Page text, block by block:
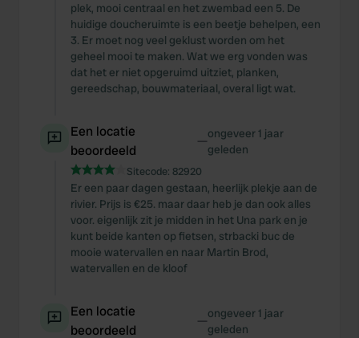
plek, mooi centraal en het zwembad een 5. De
huidige doucheruimte is een beetje behelpen, een
3. Er moet nog veel geklust worden om het
geheel mooi te maken. Wat we erg vonden was
dat het er niet opgeruimd uitziet, planken,
gereedschap, bouwmateriaal, overal ligt wat.
Een locatie
beoordeeld
—ongeveer 1 jaar
geleden
Sitecode: 82920
Er een paar dagen gestaan, heerlijk plekje aan de
rivier. Prijs is €25. maar daar heb je dan ook alles
voor. eigenlijk zit je midden in het Una park en je
kunt beide kanten op fietsen, strbacki buc de
mooie watervallen en naar Martin Brod,
watervallen en de kloof
Een locatie
beoordeeld
—ongeveer 1 jaar
geleden